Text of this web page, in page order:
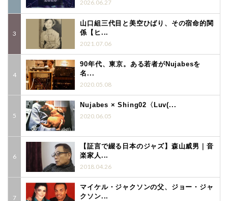
2026.06.27
山口組三代目と美空ひばり、その宿命的関
係【ヒ...
2021.07.06
90年代、東京。ある若者がNujabesを
名...
2020.05.08
Nujabes × Shing02〈Luv(...
2020.06.05
【証言で綴る日本のジャズ】森山威男｜音
楽家人...
2018.04.26
マイケル・ジャクソンの父、ジョー・ジャ
クソン...